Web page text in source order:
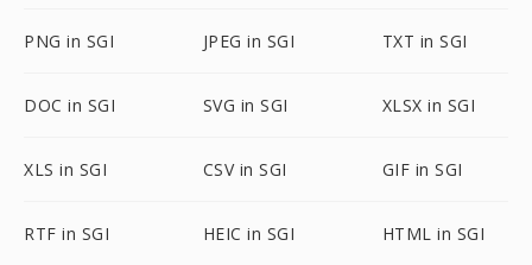
PNG in SGI JPEG in SGI TXT in SGI
DOC in SGI SVG in SGI XLSX in SGI
XLS in SGI CSV in SGI GIF in SGI
RTF in SGI HEIC in SGI HTML in SGI